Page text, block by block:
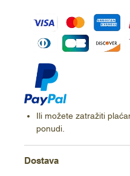
Ili možete zatražiti
ponudi.
Dostava